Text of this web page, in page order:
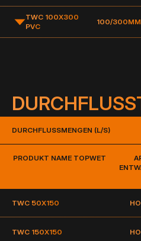
TWC 100X300
PVC
100/300MM
DURCHFLUSSMENGEN (L/S)
PRODUKT NAME TOPWET
TWC 50X150
TWC 150X150